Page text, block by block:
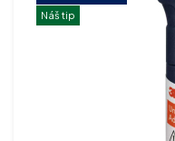
Náš tip